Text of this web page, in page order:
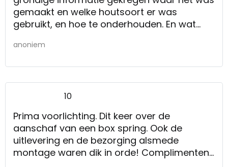
gemaakt en welke houtsoort er was
gebruikt, en hoe te onderhouden. En wat
termijn geleverd. Prima meubelzaak om een
anoniem
10
Prima voorlichting. Dit keer over de
aanschaf van een box spring. Ook de
uitlevering en de bezorging alsmede
montage waren dik in orde! Complimenten.